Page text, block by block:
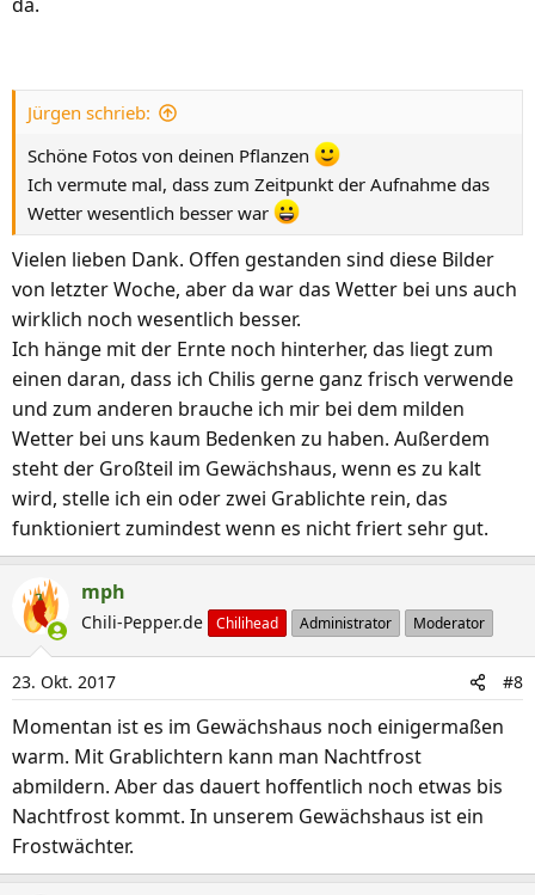
Jürgen schrieb:
Schöne Fotos von deinen Pflanzen
Ich vermute mal, dass zum Zeitpunkt der Aufnahme das
Wetter wesentlich besser war
Vielen lieben Dank. Offen gestanden sind diese Bilder
von letzter Woche, aber da war das Wetter bei uns auch
wirklich noch wesentlich besser.
Ich hänge mit der Ernte noch hinterher, das liegt zum
einen daran, dass ich Chilis gerne ganz frisch verwende
und zum anderen brauche ich mir bei dem milden
Wetter bei uns kaum Bedenken zu haben. Außerdem
steht der Großteil im Gewächshaus, wenn es zu kalt
wird, stelle ich ein oder zwei Grablichte rein, das
funktioniert zumindest wenn es nicht friert sehr gut.
mph
Chili-Pepper.de Chilihead Administrator Moderator
23. Okt. 2017 #8
Momentan ist es im Gewächshaus noch einigermaßen
warm. Mit Grablichtern kann man Nachtfrost
abmildern. Aber das dauert hoffentlich noch etwas bis
Nachtfrost kommt. In unserem Gewächshaus ist ein
Frostwächter.